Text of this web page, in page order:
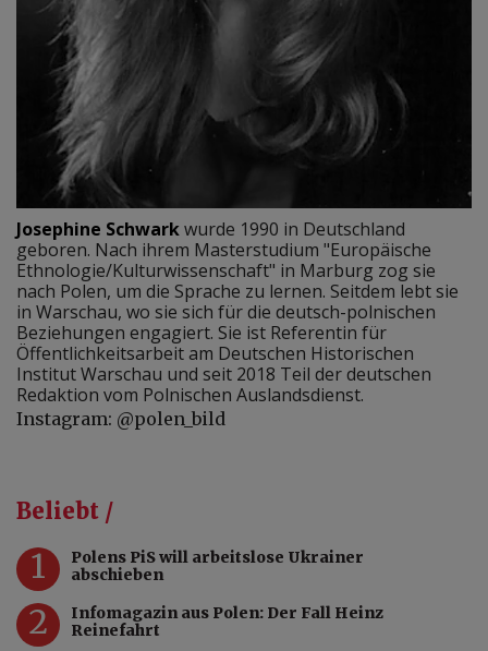
Josephine Schwarkwurde 1990 in Deutschland
geboren. Nach ihrem Masterstudium "Europäische
Ethnologie/Kulturwissenschaft" in Marburg zog sie
nach Polen, um die Sprache zu lernen. Seitdem lebt sie
in Warschau, wo sie sich für die deutsch-polnischen
Beziehungen engagiert. Sie ist Referentin für
Öffentlichkeitsarbeit am Deutschen Historischen
Institut Warschau und seit 2018 Teil der deutschen
Redaktion vom Polnischen Auslandsdienst.
Instagram: @polen_bild
Beliebt /
1
Polens PiS will arbeitslose Ukrainer
abschieben
2
Infomagazin aus Polen: Der Fall Heinz
Reinefahrt